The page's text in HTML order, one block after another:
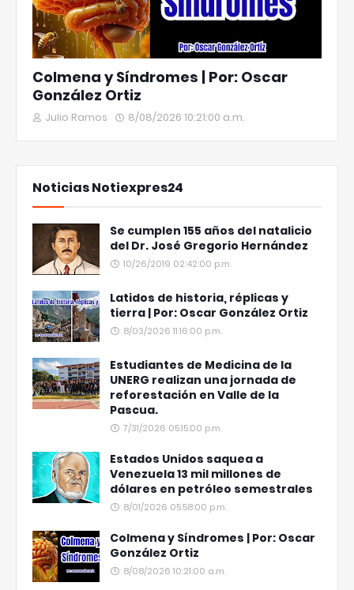
Colmena y Síndromes | Por: Oscar
González Ortiz
Julio Ramos 8/08/2026 10:21:00 a.m.
Noticias Notiexpres24
Se cumplen 155 años del natalicio
del Dr. José Gregorio Hernández
10/26/2019 02:42:00 p.m.
Latidos de historia, réplicas y
tierra | Por: Oscar González Ortiz
8/03/2026 11:16:00 p.m.
Estudiantes de Medicina de la
UNERG realizan una jornada de
reforestación en Valle de la
Pascua.
7/31/2026 05:15:00 p.m.
Estados Unidos saquea a
Venezuela 13 mil millones de
dólares en petróleo semestrales
8/01/2026 05:58:00 p.m.
Colmena y Síndromes | Por: Oscar
González Ortiz
8/08/2026 10:21:00 a.m.